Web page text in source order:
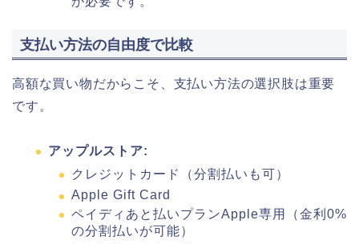
支払い方法の自由度で比較
高額な買い物だからこそ、支払い方法の選択肢は重要
です。
アップルストア:
クレジットカード（分割払いも可）
Apple Gift Card
ペイディあと払いプランApple専用（金利0%
の分割払いが可能）